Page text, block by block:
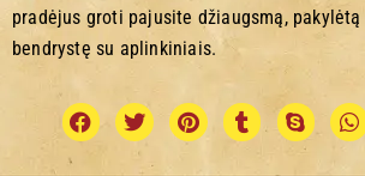
pradėjus groti pajusite džiaugsmą,
bendrystę su aplinkiniais.